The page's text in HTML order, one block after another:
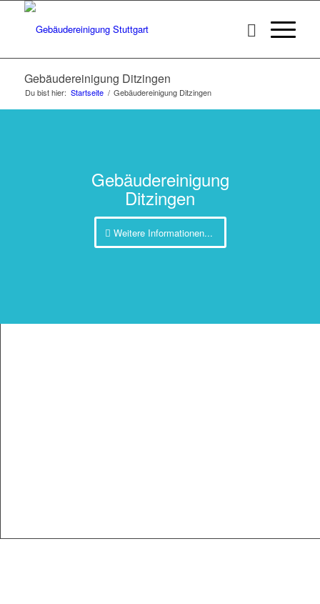
Gebäudereinigung Ditzingen
Du bist hier: Startseite / Gebäudereinigung Ditzingen
Gebäudereinigung
Ditzingen
Weitere Informationen...